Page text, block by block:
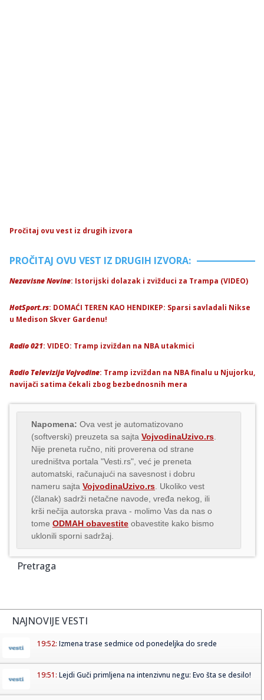
Pročitaj ovu vest iz drugih izvora
PROČITAJ OVU VEST IZ DRUGIH IZVORA:
Nezavisne Novine: Istorijski dolazak i zvižduci za Trampa (VIDEO)
HotSport.rs: DOMAĆI TEREN KAO HENDIKEP: Sparsi savladali Nikse
u Medison Skver Gardenu!
Radio 021: VIDEO: Tramp izviždan na NBA utakmici
Radio Televizija Vojvodine: Tramp izviždan na NBA finalu u Njujorku,
navijači satima čekali zbog bezbednosnih mera
Napomena: Ova vest je automatizovano
(softverski) preuzeta sa sajta VojvodinaUzivo.rs
Nije preneta ručno, niti proverena od strane
uredništva portala "Vesti.rs", već je preneta
automatski, računajući na savesnost i dobru
nameru sajta VojvodinaUzivo.rs . Ukoliko vest
(članak) sadrži netačne navode, vređa nekog, ili
krši nečija autorska prava - molimo Vas da nas o
tome ODMAH obavestite obavestite kako bismo
uklonili sporni sadržaj.
Pretraga
NAJNOVIJE VESTI
19:52: Izmena trase sedmice od ponedeljka do srede
19:51: Lejdi Guči primljena na intenzivnu negu: Evo šta se desilo!